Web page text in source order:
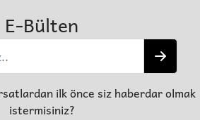
E-Bülten
ilk önce siz haberdar olmak
istermisiniz?